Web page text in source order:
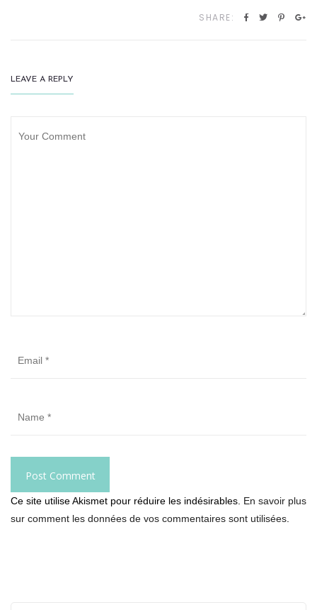
SHARE:
LEAVE A REPLY
Ce site utilise Akismet pour réduire les indésirables. En savoir plus
sur comment les données de vos commentaires sont utilisées